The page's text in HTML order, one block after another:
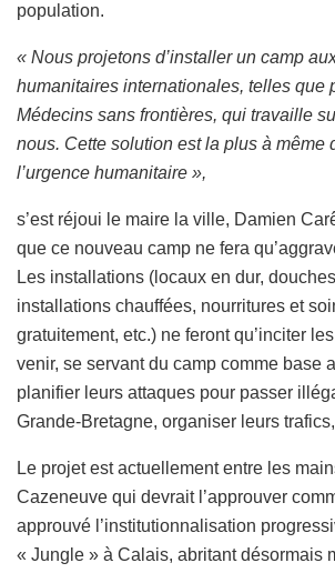
population.
« Nous projetons d’installer un camp
humanitaires internationales, telles que
Médecins sans frontières, qui travaille
nous. Cette solution est la plus à même
l’urgence humanitaire »,
s’est réjoui le maire la ville, Damien
que ce nouveau camp ne fera
Les installations (locaux en dur,
installations chauffées, nourritures et
gratuitement, etc.) ne feront qu’inciter
venir, se servant du camp comme base
planifier leurs attaques pour passer
Grande-Bretagne, organiser leurs
Le projet est actuellement entre les
Cazeneuve qui devrait l’approuver
approuvé l’institutionnalisation
« Jungle » à Calais, abritant désormais